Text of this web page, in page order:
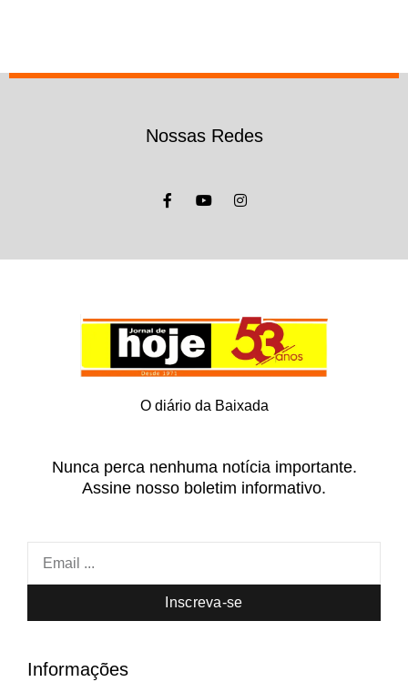
Nossas Redes
O diário da Baixada
Nunca perca nenhuma notícia importante.
Assine nosso boletim informativo.
Inscreva-se
Informações